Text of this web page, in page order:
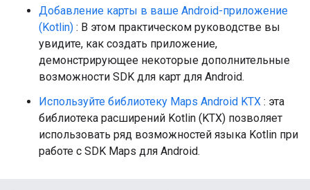
Добавление карты в ваше Android-приложение
(Kotlin) : В этом практическом руководстве вы
увидите, как создать приложение,
демонстрирующее некоторые дополнительные
возможности SDK для карт для Android.
Используйте библиотеку Maps Android KTX : эта
библиотека расширений Kotlin (KTX) позволяет
использовать ряд возможностей языка Kotlin при
работе с SDK Maps для Android.